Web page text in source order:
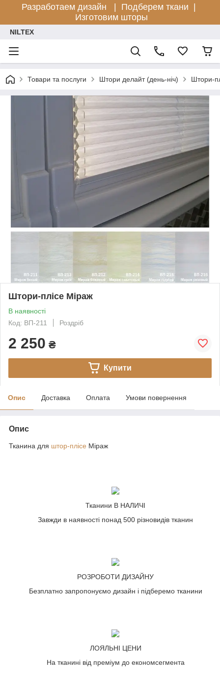
Разработаем дизайн |
Подберем ткани |
Изготовим шторы
NILTEX
Товари та послуги Штори делайт (день-ніч) Штори-
Штори-плісе Міраж
В наявності
Код: ВП-211
Роздріб
2 250 ₴
Купити
Опис Доставка Оплата Умови повернення
Опис
Тканина для штор-плісе Міраж
Тканини В НАЛИЧІ
Завжди в наявності понад 500 різновидів тканин
РОЗРОБОТИ ДИЗАЙНУ
Безплатно запропонуємо дизайн і підберемо тканини
ЛОЯЛЬНІ ЦЕНИ
На тканині від преміум до економсегмента